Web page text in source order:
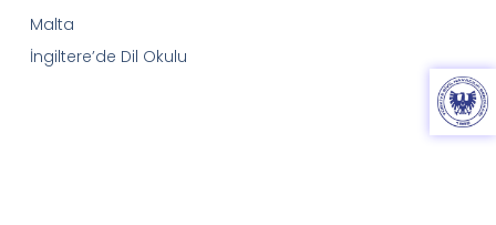
Malta
İngiltere’de Dil Okulu